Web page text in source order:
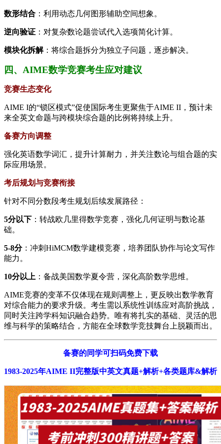
数形结合 ：利用动态几何图形辅助空间想象。
逆向验证 ：对复杂数论题尝试代入选项简化计算。
模块化拆解：将综合题拆分为独立子问题，逐步解决。
四、AIME数学竞赛考生应对建议
竞赛生态变化
AIME I的“锁区模式”促使国际考生更聚焦于AIME II，预计未
来全英文命题与跨模块综合题的比例将持续上升。
备赛方向调整
强化英语数学词汇，提升计算耐力，并关注数论与组合题的实
际应用场景。
考后规划与竞赛衔接
针对不同分数段考生规划后续发展路径：
5分以下 ：转战欧几里得数学竞赛，强化几何证明与数论基
础。
5-8分：冲刺HiMCM数学建模竞赛，培养团队协作与论文写作
能力。
10分以上 ：备战美国数学夏令营，深化高阶数学思维。
AIME竞赛的变革不仅体现在规则调整上，更反映出数学教育
对综合能力的要求升级。考生需以系统性训练应对高阶挑战，
同时关注跨学科知识融合趋势。唯有将扎实的基础、灵活的思
维与科学的策略结合，方能在全球数学竞技舞台上脱颖而出。
备赛的同学可扫码免费下载
1983-2025年AIME II完整版中英文真题+解析+各类题库&解析